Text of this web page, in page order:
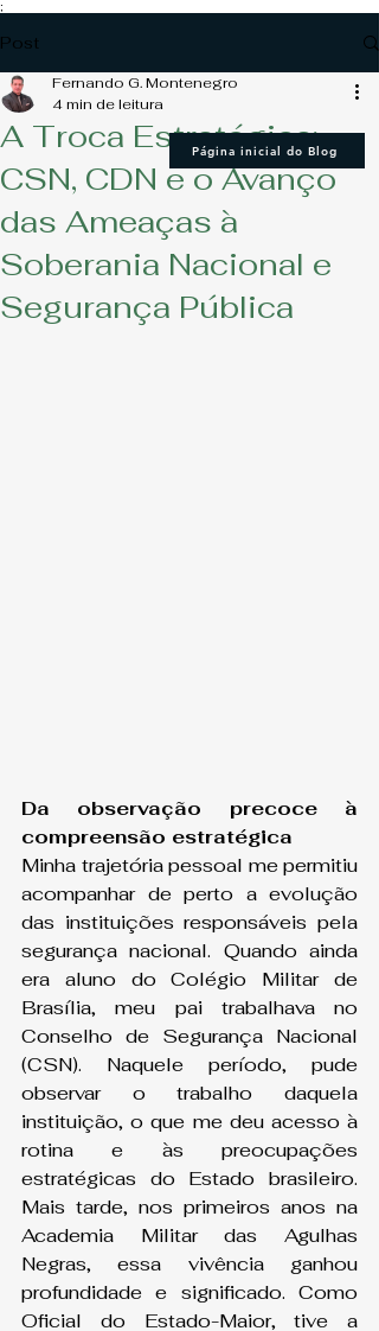
;
Post
A Troca Estratégica:
CSN, CDN e o Avanço
das Ameaças à
Soberania Nacional e
Segurança Pública
Fernando G. Montenegro
4 min de leitura
Da observação precoce à
compreensão estratégica
Minha trajetória pessoal me permitiu
acompanhar de perto a evolução
das instituições responsáveis pela
segurança nacional. Quando ainda
era aluno do Colégio Militar de
Brasília, meu pai trabalhava no
Conselho de Segurança Nacional
(CSN). Naquele período, pude
observar o trabalho daquela
instituição, o que me deu acesso à
rotina e às preocupações
estratégicas do Estado brasileiro.
Mais tarde, nos primeiros anos na
Academia Militar das Agulhas
Negras, essa vivência ganhou
profundidade e significado. Como
Oficial do Estado-Maior, tive a
Página inicial do Blog